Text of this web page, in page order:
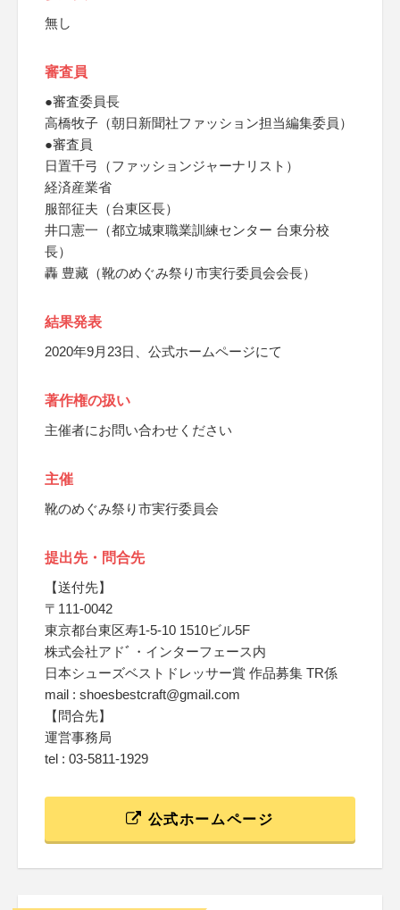
無し
審査員
●審査委員長
高橋牧子（朝日新聞社ファッション担当編集委員）
●審査員
日置千弓（ファッションジャーナリスト）
経済産業省
服部征夫（台東区長）
井口憲一（都立城東職業訓練センター 台東分校
長）
轟 豊藏（靴のめぐみ祭り市実行委員会会長）
結果発表
2020年9月23日、公式ホームページにて
著作権の扱い
主催者にお問い合わせください
主催
靴のめぐみ祭り市実行委員会
提出先・問合先
【送付先】
〒111-0042
東京都台東区寿1-5-10 1510ビル5F
株式会社アドﾞ・インターフェース内
日本シューズベストドレッサー賞 作品募集 TR係
mail : shoesbestcraft@gmail.com
【問合先】
運営事務局
tel : 03-5811-1929
公式ホームページ